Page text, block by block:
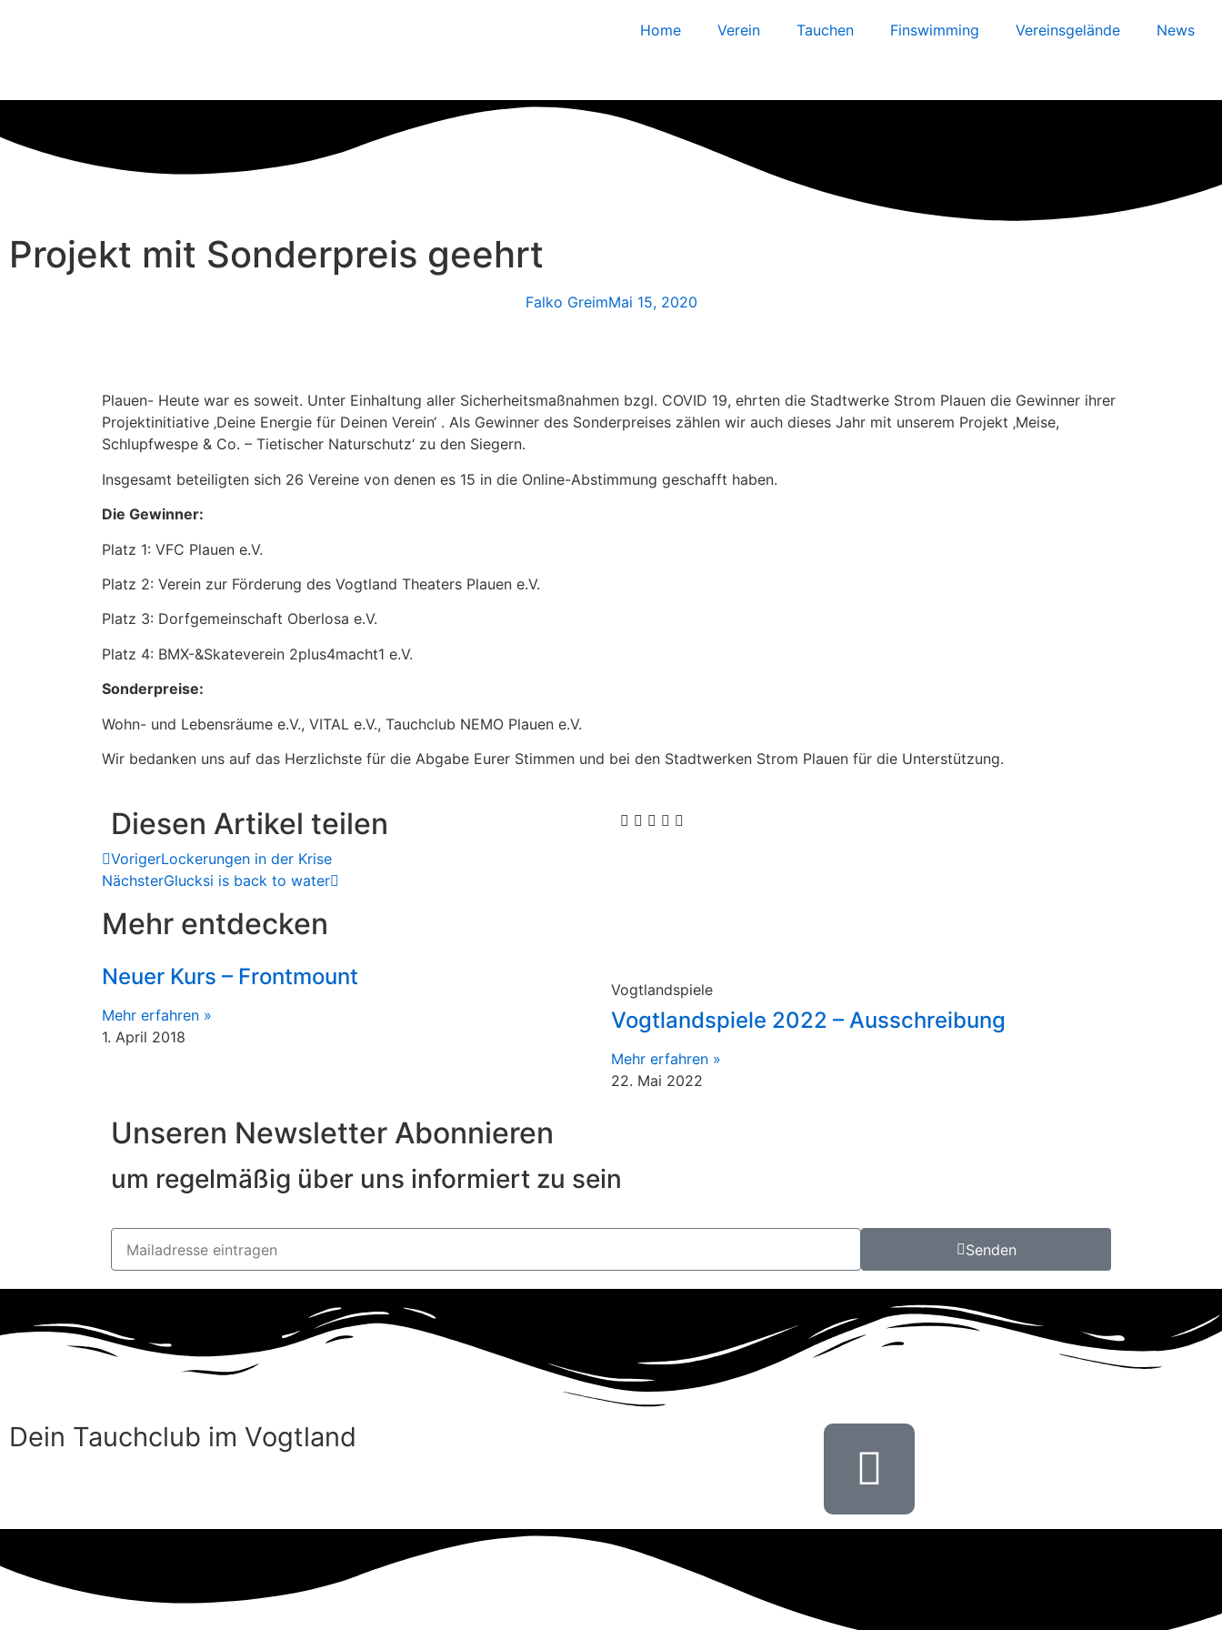
Home Verein Tauchen Finswimming Vereinsgelände News
Projekt mit Sonderpreis geehrt
Falko GreimMai 15, 2020
Plauen- Heute war es soweit. Unter Einhaltung aller Sicherheitsmaßnahmen bzgl. COVID 19, ehrten die Stadtwerke Strom Plauen die Gewinner ihrer
Projektinitiative ‚Deine Energie für Deinen Verein‘ . Als Gewinner des Sonderpreises zählen wir auch dieses Jahr mit unserem Projekt ‚Meise,
Schlupfwespe & Co. – Tietischer Naturschutz‘ zu den Siegern.
Insgesamt beteiligten sich 26 Vereine von denen es 15 in die Online-Abstimmung geschafft haben.
Die Gewinner:
Platz 1: VFC Plauen e.V.
Platz 2: Verein zur Förderung des Vogtland Theaters Plauen e.V.
Platz 3: Dorfgemeinschaft Oberlosa e.V.
Platz 4: BMX-&Skateverein 2plus4macht1 e.V.
Sonderpreise:
Wohn- und Lebensräume e.V., VITAL e.V., Tauchclub NEMO Plauen e.V.
Wir bedanken uns auf das Herzlichste für die Abgabe Eurer Stimmen und bei den Stadtwerken Strom Plauen für die Unterstützung.
Diesen Artikel teilen
VorigerLockerungen in der Krise
NächsterGlucksi is back to water
Mehr entdecken
Neuer Kurs – Frontmount
Mehr erfahren »
1. April 2018
Vogtlandspiele
Vogtlandspiele 2022 – Ausschreibung
Mehr erfahren »
22. Mai 2022
Unseren Newsletter Abonnieren
um regelmäßig über uns informiert zu sein
Senden
Dein Tauchclub im Vogtland